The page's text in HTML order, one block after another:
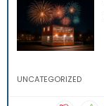
UNCATEGORIZED